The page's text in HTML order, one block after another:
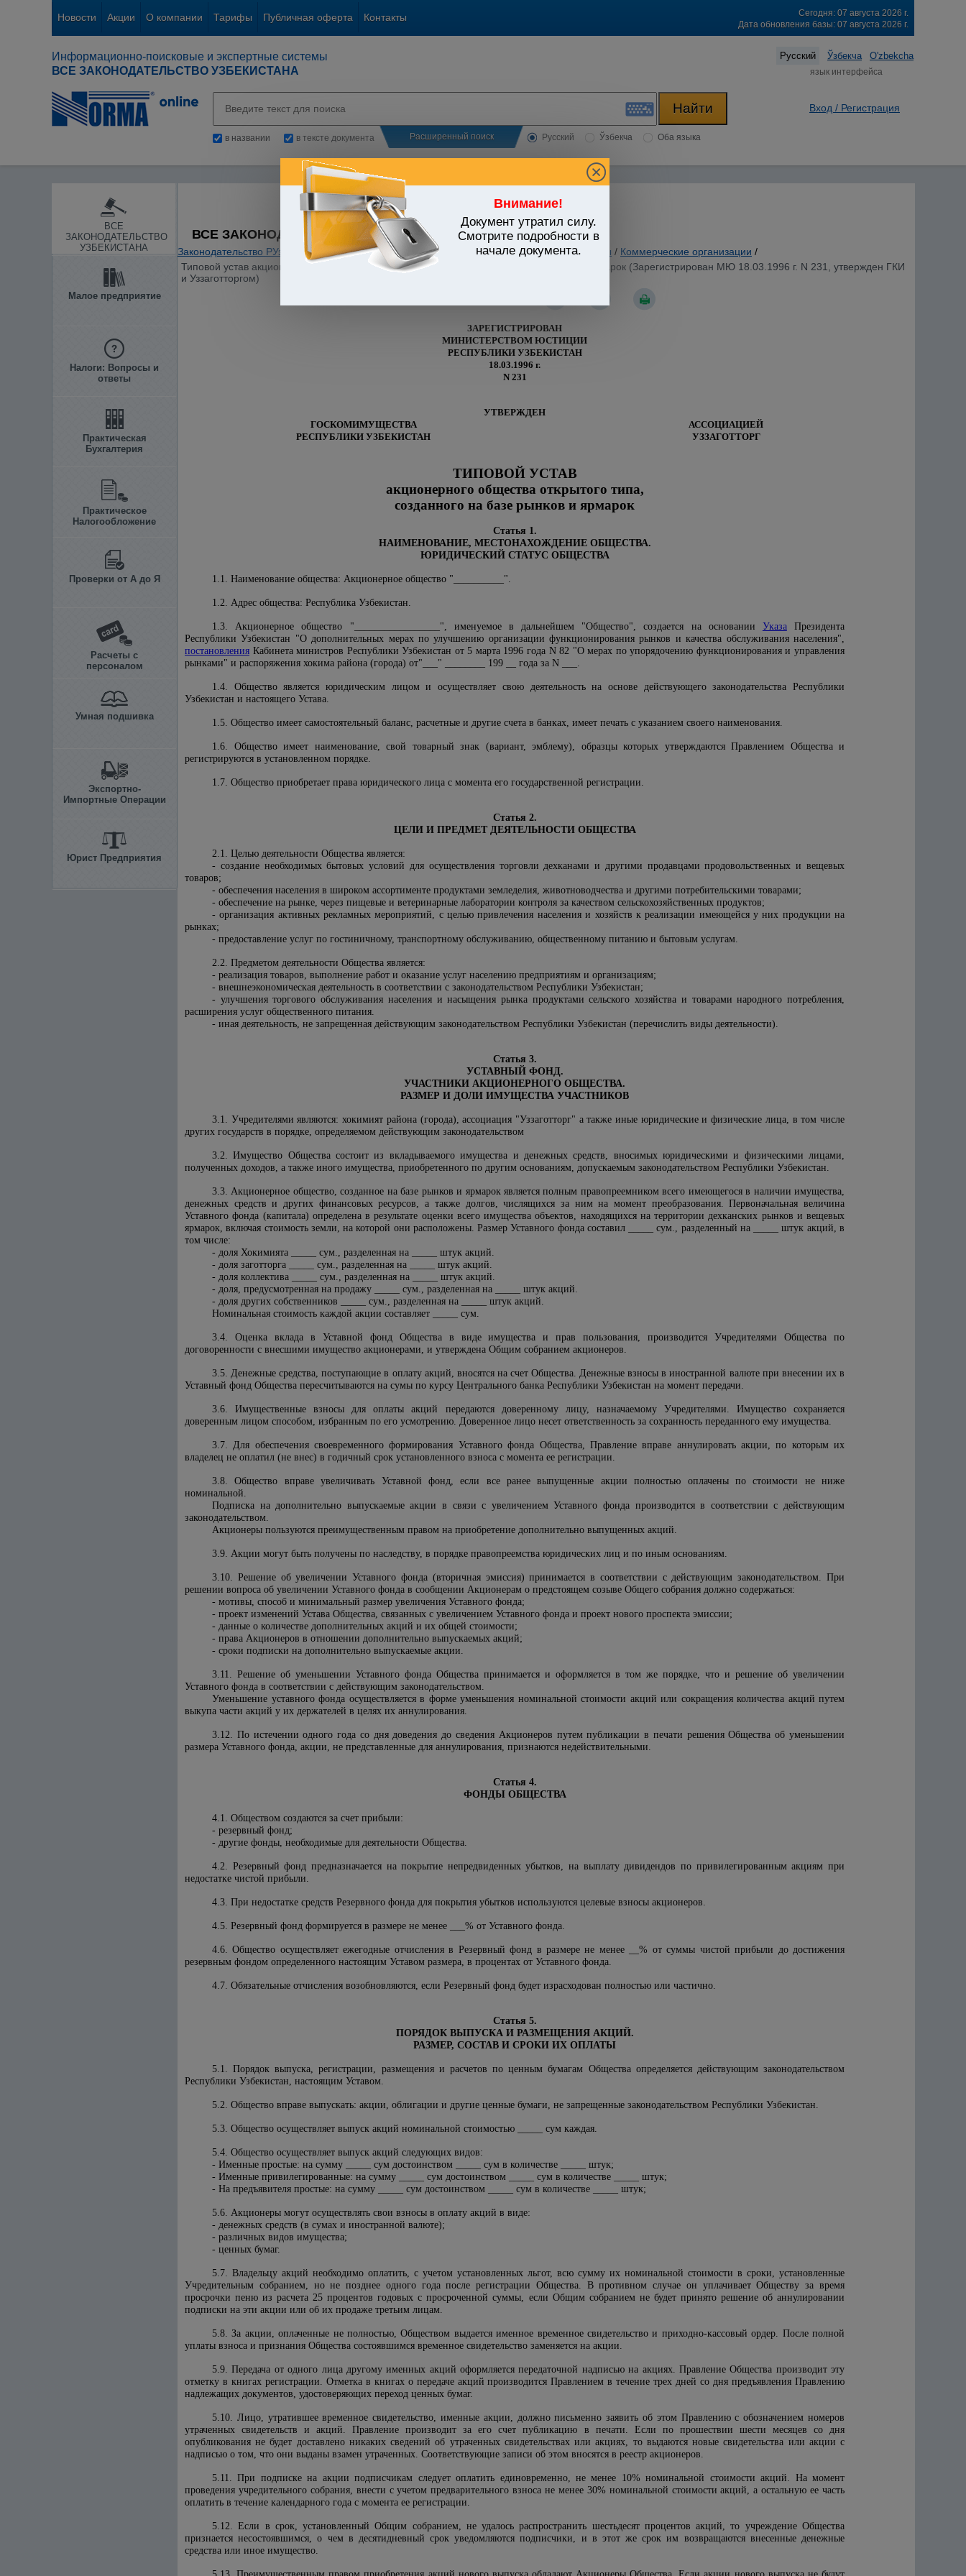
Новости Акции О компании Тарифы Публичная оферта Контакты
Сегодня: 07 августа 2026 г.
Дата обновления базы: 07 августа 2026 г.
Информационно-поисковые и экспертные системы
ВСЕ ЗАКОНОДАТЕЛЬСТВО УЗБЕКИСТАНА
Русский Ўзбекча O'zbekcha
язык интерфейса
в названии в тексте документа Расширенный поиск Русский Ўзбекча Оба языка
Вход / Регистрация
ВСЕ
ЗАКОНОДАТЕЛЬСТВО
УЗБЕКИСТАНА
Малое предприятие
Налоги: Вопросы и
ответы
Практическая
Бухгалтерия
Практическое
Налогообложение
Проверки от А до Я
Расчеты с
персоналом
Умная подшивка
Экспортно-
Импортные Операции
Юрист Предприятия
Внимание!
Документ утратил силу.
Смотрите подробности в
начале документа.
ВСЕ ЗАКОНОДАТЕЛЬСТВО УЗБЕКИСТАНА
Законодательство РУз Гражданское и семейное законодательство / Утратившие силу акты / Коммерческие организации /
Типовой устав акционерного общества открытого типа, созданного на базе рынков и ярмарок (Зарегистрирован МЮ 18.03.1996 г. N 231, утвержден ГКИ
и Уззаготторгом)
ЗАРЕГИСТРИРОВАН
МИНИСТЕРСТВОМ ЮСТИЦИИ
РЕСПУБЛИКИ УЗБЕКИСТАН
18.03.1996 г.
N 231
УТВЕРЖДЕН
ГОСКОМИМУЩЕСТВА
РЕСПУБЛИКИ УЗБЕКИСТАН
АССОЦИАЦИЕЙ
УЗЗАГОТТОРГ
ТИПОВОЙ УСТАВ
акционерного общества открытого типа,
созданного на базе рынков и ярмарок
Статья 1.
НАИМЕНОВАНИЕ, МЕСТОНАХОЖДЕНИЕ ОБЩЕСТВА.
ЮРИДИЧЕСКИЙ СТАТУС ОБЩЕСТВА
1.1. Наименование общества: Акционерное общество "__________".
1.2. Адрес общества: Республика Узбекистан.
1.3. Акционерное общество "_________________", именуемое в дальнейшем "Общество", создается на основании УказаПрезидента
Республики Узбекистан "О дополнительных мерах по улучшению организации функционирования рынков и качества обслуживания населения",
постановления Кабинета министров Республики Узбекистан от 5 марта 1996 года N 82 "О мерах по упорядочению функционирования и управления
рынками" и распоряжения хокима района (города) от"___" ________ 199 __ года за N ___.
1.4. Общество является юридическим лицом и осуществляет свою деятельность на основе действующего законодательства Республики
Узбекистан и настоящего Устава.
1.5. Общество имеет самостоятельный баланс, расчетные и другие счета в банках, имеет печать с указанием своего наименования.
1.6. Общество имеет наименование, свой товарный знак (вариант, эмблему), образцы которых утверждаются Правлением Общества и
регистрируются в установленном порядке.
1.7. Общество приобретает права юридического лица с момента его государственной регистрации.
Статья 2.
ЦЕЛИ И ПРЕДМЕТ ДЕЯТЕЛЬНОСТИ ОБЩЕСТВА
2.1. Целью деятельности Общества является:
- создание необходимых бытовых условий для осуществления торговли дехканами и другими продавцами продовольственных и вещевых
товаров;
- обеспечения населения в широком ассортименте продуктами земледелия, животноводчества и другими потребительскими товарами;
- обеспечение на рынке, через пищевые и ветеринарные лаборатории контроля за качеством сельскохозяйственных продуктов;
- организация активных рекламных мероприятий, с целью привлечения населения и хозяйств к реализации имеющейся у них продукции на
рынках;
- предоставление услуг по гостиничному, транспортному обслуживанию, общественному питанию и бытовым услугам.
2.2. Предметом деятельности Общества является:
- реализация товаров, выполнение работ и оказание услуг населению предприятиям и организациям;
- внешнеэкономическая деятельность в соответствии с законодательством Республики Узбекистан;
- улучшения торгового обслуживания населения и насыщения рынка продуктами сельского хозяйства и товарами народного потребления,
расширения услуг общественного питания.
- иная деятельность, не запрещенная действующим законодательством Республики Узбекистан (перечислить виды деятельности).
Статья 3.
УСТАВНЫЙ ФОНД.
УЧАСТНИКИ АКЦИОНЕРНОГО ОБЩЕСТВА.
РАЗМЕР И ДОЛИ ИМУЩЕСТВА УЧАСТНИКОВ
3.1. Учредителями являются: хокимият района (города), ассоциация "Уззаготторг" а также иные юридические и физические лица, в том числе
других государств в порядке, определяемом действующим законодательством
3.2. Имущество Общества состоит из вкладываемого имущества и денежных средств, вносимых юридическими и физическими лицами,
полученных доходов, а также иного имущества, приобретенного по другим основаниям, допускаемым законодательством Республики Узбекистан.
3.3. Акционерное общество, созданное на базе рынков и ярмарок является полным правопреемником всего имеющегося в наличии имущества,
денежных средств и других финансовых ресурсов, а также долгов, числящихся за ним на момент преобразования. Первоначальная величина
Уставного фонда (капитала) определена в результате оценки всего имущества объектов, находящихся на территории дехканских рынков и вещевых
ярмарок, включая стоимость земли, на которой они расположены. Размер Уставного фонда составил _____ сум., разделенный на _____ штук акций, в
том числе:
- доля Хокимията _____ сум., разделенная на _____ штук акций.
- доля заготторга _____ сум., разделенная на _____ штук акций.
- доля коллектива _____ сум., разделенная на _____ штук акций.
- доля, предусмотренная на продажу _____ сум., разделенная на _____ штук акций.
- доля других собственников _____ сум., разделенная на _____ штук акций.
Номинальная стоимость каждой акции составляет _____ сум.
3.4. Оценка вклада в Уставной фонд Общества в виде имущества и прав пользования, производится Учредителями Общества по
договоренности с внесшими имущество акционерами, и утверждена Общим собранием акционеров.
3.5. Денежные средства, поступающие в оплату акций, вносятся на счет Общества. Денежные взносы в иностранной валюте при внесении их в
Уставный фонд Общества пересчитываются на сумы по курсу Центрального банка Республики Узбекистан на момент передачи.
3.6. Имущественные взносы для оплаты акций передаются доверенному лицу, назначаемому Учредителями. Имущество сохраняется
доверенным лицом способом, избранным по его усмотрению. Доверенное лицо несет ответственность за сохранность переданного ему имущества.
3.7. Для обеспечения своевременного формирования Уставного фонда Общества, Правление вправе аннулировать акции, по которым их
владелец не оплатил (не внес) в годичный срок установленного взноса с момента ее регистрации.
3.8. Общество вправе увеличивать Уставной фонд, если все ранее выпущенные акции полностью оплачены по стоимости не ниже
номинальной.
Подписка на дополнительно выпускаемые акции в связи с увеличением Уставного фонда производится в соответствии с действующим
законодательством.
Акционеры пользуются преимущественным правом на приобретение дополнительно выпущенных акций.
3.9. Акции могут быть получены по наследству, в порядке правопреемства юридических лиц и по иным основаниям.
3.10. Решение об увеличении Уставного фонда (вторичная эмиссия) принимается в соответствии с действующим законодательством. При
решении вопроса об увеличении Уставного фонда в сообщении Акционерам о предстоящем созыве Общего собрания должно содержаться:
- мотивы, способ и минимальный размер увеличения Уставного фонда;
- проект изменений Устава Общества, связанных с увеличением Уставного фонда и проект нового проспекта эмиссии;
- данные о количестве дополнительных акций и их общей стоимости;
- права Акционеров в отношении дополнительно выпускаемых акций;
- сроки подписки на дополнительно выпускаемые акции.
3.11. Решение об уменьшении Уставного фонда Общества принимается и оформляется в том же порядке, что и решение об увеличении
Уставного фонда в соответствии с действующим законодательством.
Уменьшение уставного фонда осуществляется в форме уменьшения номинальной стоимости акций или сокращения количества акций путем
выкупа части акций у их держателей в целях их аннулирования.
3.12. По истечении одного года со дня доведения до сведения Акционеров путем публикации в печати решения Общества об уменьшении
размера Уставного фонда, акции, не представленные для аннулирования, признаются недействительными.
Статья 4.
ФОНДЫ ОБЩЕСТВА
4.1. Обществом создаются за счет прибыли:
- резервный фонд;
- другие фонды, необходимые для деятельности Общества.
4.2. Резервный фонд предназначается на покрытие непредвиденных убытков, на выплату дивидендов по привилегированным акциям при
недостатке чистой прибыли.
4.3. При недостатке средств Резервного фонда для покрытия убытков используются целевые взносы акционеров.
4.5. Резервный фонд формируется в размере не менее ___% от Уставного фонда.
4.6. Общество осуществляет ежегодные отчисления в Резервный фонд в размере не менее __% от суммы чистой прибыли до достижения
резервным фондом определенного настоящим Уставом размера, в процентах от Уставного фонда.
4.7. Обязательные отчисления возобновляются, если Резервный фонд будет израсходован полностью или частично.
Статья 5.
ПОРЯДОК ВЫПУСКА И РАЗМЕЩЕНИЯ АКЦИЙ.
РАЗМЕР, СОСТАВ И СРОКИ ИХ ОПЛАТЫ
5.1. Порядок выпуска, регистрации, размещения и расчетов по ценным бумагам Общества определяется действующим законодательством
Республики Узбекистан, настоящим Уставом.
5.2. Общество вправе выпускать: акции, облигации и другие ценные бумаги, не запрещенные законодательством Республики Узбекистан.
5.3. Общество осуществляет выпуск акций номинальной стоимостью _____ сум каждая.
5.4. Общество осуществляет выпуск акций следующих видов:
- Именные простые: на сумму _____ сум достоинством _____ сум в количестве _____ штук;
- Именные привилегированные: на сумму _____ сум достоинством _____ сум в количестве _____ штук;
- На предъявителя простые: на сумму _____ сум достоинством _____ сум в количестве _____ штук;
5.6. Акционеры могут осуществлять свои взносы в оплату акций в виде:
- денежных средств (в сумах и иностранной валюте);
- различных видов имущества;
- ценных бумаг.
5.7. Владельцу акций необходимо оплатить, с учетом установленных льгот, всю сумму их номинальной стоимости в сроки, установленные
Учредительным собранием, но не позднее одного года после регистрации Общества. В противном случае он уплачивает Обществу за время
просрочки пеню из расчета 25 процентов годовых с просроченной суммы, если Общим собранием не будет принято решение об аннулировании
подписки на эти акции или об их продаже третьим лицам.
5.8. За акции, оплаченные не полностью, Обществом выдается именное временное свидетельство и приходно-кассовый ордер. После полной
уплаты взноса и признания Общества состоявшимся временное свидетельство заменяется на акции.
5.9. Передача от одного лица другому именных акций оформляется передаточной надписью на акциях. Правление Общества производит эту
отметку в книгах регистрации. Отметка в книгах о передаче акций производится Правлением в течение трех дней со дня предъявления Правлению
надлежащих документов, удостоверяющих переход ценных бумаг.
5.10. Лицо, утратившее временное свидетельство, именные акции, должно письменно заявить об этом Правлению с обозначением номеров
утраченных свидетельств и акций. Правление производит за его счет публикацию в печати. Если по прошествии шести месяцев со дня
опубликования не будет доставлено никаких сведений об утраченных свидетельствах или акциях, то выдаются новые свидетельства или акции с
надписью о том, что они выданы взамен утраченных. Соответствующие записи об этом вносятся в реестр акционеров.
5.11. При подписке на акции подписчикам следует оплатить единовременно, не менее 10% номинальной стоимости акций. На момент
проведения учредительного собрания, внести с учетом предварительного взноса не менее 30% номинальной стоимости акций, а остальную ее часть
оплатить в течение календарного года с момента ее регистрации.
5.12. Если в срок, установленный Общим собранием, не удалось распространить шестьдесят процентов акций, то учреждение Общества
признается несостоявшимся, о чем в десятидневный срок уведомляются подписчики, и в этот же срок им возвращаются внесенные денежные
средства или иное имущество.